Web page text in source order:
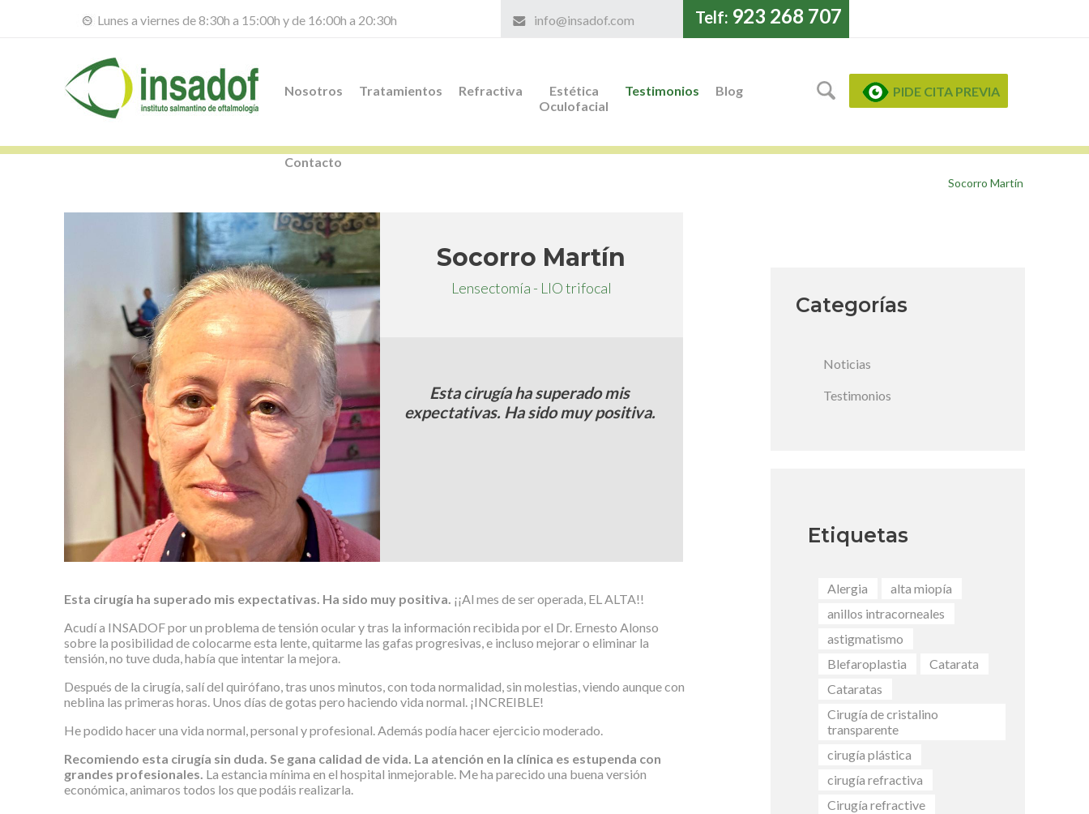
Lunes a viernes de 8:30h a 15:00h y de 16:00h a 20:30h info@insadof.com Telf: 923 268 707
Nosotros Tratamientos Refractiva
Estética
Oculofacial
Testimonios Blog
Contacto
PIDE CITA PREVIA
Socorro Martín
Socorro Martín
Lensectomía - LIO trifocal
Esta cirugía ha superado mis
expectativas. Ha sido muy positiva.
Esta cirugía ha superado mis expectativas. Ha sido muy positiva. ¡¡Al mes de ser operada, EL ALTA!!
Acudí a INSADOF por un problema de tensión ocular y tras la información recibida por el Dr. Ernesto Alonso
sobre la posibilidad de colocarme esta lente, quitarme las gafas progresivas, e incluso mejorar o eliminar la
tensión, no tuve duda, había que intentar la mejora.
Después de la cirugía, salí del quirófano, tras unos minutos, con toda normalidad, sin molestias, viendo aunque con
neblina las primeras horas. Unos días de gotas pero haciendo vida normal. ¡INCREIBLE!
He podido hacer una vida normal, personal y profesional. Además podía hacer ejercicio moderado.
Recomiendo esta cirugía sin duda. Se gana calidad de vida. La atención en la clínica es estupenda con
grandes profesionales. La estancia mínima en el hospital inmejorable. Me ha parecido una buena versión
económica, animaros todos los que podáis realizarla.
Categorías
Noticias
Testimonios
Etiquetas
Alergia
alta miopía
anillos intracorneales
astigmatismo
Blefaroplastia
Catarata
Cataratas
Cirugía de cristalino
transparente
cirugía plástica
cirugía refractiva
Cirugía refractive